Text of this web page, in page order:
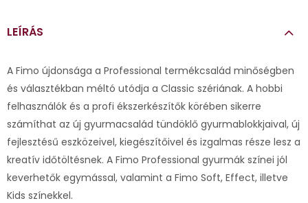
LEÍRÁS
A Fimo újdonsága a Professional termékcsalád minőségben
és választékban méltó utódja a Classic szériának. A hobbi
felhasználók és a profi ékszerkészítők körében sikerre
számíthat az új gyurmacsalád tündöklő gyurmablokkjaival, új
fejlesztésű eszközeivel, kiegészítőivel és izgalmas része lesz a
kreatív időtöltésnek. A Fimo Professional gyurmák színei jól
keverhetők egymással, valamint a Fimo Soft, Effect, illetve
Kids színekkel.